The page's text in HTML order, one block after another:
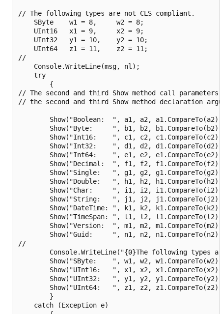
// The following types are not CLS-compliant.
    SByte    w1 = 8,     w2 = 8;
    UInt16   x1 = 9,     x2 = 9;
    UInt32   y1 = 10,    y2 = 10;
    UInt64   z1 = 11,    z2 = 11;
//
    Console.WriteLine(msg, nl);
    try
        {
// The second and third Show method call
// the second and third Show method declaration
Show("Boolean:  ", a1, a2,
Show("Byte:     ", b1, b2,
Show("Int16:    ", c1, c2,
Show("Int32:    ", d1, d2,
Show("Int64:    ", e1, e2,
Show("Decimal:  ", f1, f2,
Show("Single:   ", g1, g2,
Show("Double:   ", h1, h2,
Show("Char:     ", i1, i2,
Show("String:   ", j1, j2,
Show("DateTime: ", k1, k2,
Show("TimeSpan: ", l1, l2,
Show("Version:  ", m1, m2,
Show("Guid:     ", n1, n2,
//
Console.WriteLine("{0}The following types
Show("SByte:    ", w1, w2,
Show("UInt16:   ", x1, x2,
Show("UInt32:   ", y1, y2,
Show("UInt64:   ", z1, z2,
        }
    catch (Exception e)